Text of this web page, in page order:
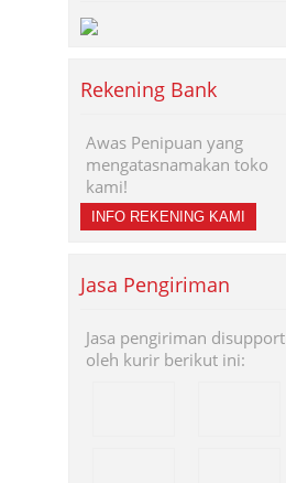
Rekening Bank
Awas Penipuan yang
mengatasnamakan toko
kami!
INFO REKENING KAMI
Jasa Pengiriman
Jasa pengiriman disupport
oleh kurir berikut ini: